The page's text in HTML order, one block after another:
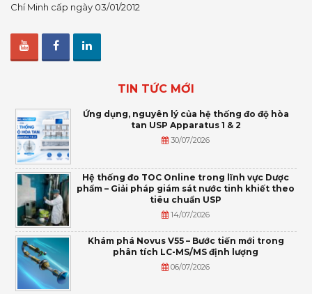
Chí Minh cấp ngày 03/01/2012
TIN TỨC MỚI
Ứng dụng, nguyên lý của hệ thống đo độ hòa
tan USP Apparatus 1 & 2
30/07/2026
Hệ thống đo TOC Online trong lĩnh vực Dược
phẩm – Giải pháp giám sát nước tinh khiết theo
tiêu chuẩn USP
14/07/2026
Khám phá Novus V55 – Bước tiến mới trong
phân tích LC-MS/MS định lượng
06/07/2026